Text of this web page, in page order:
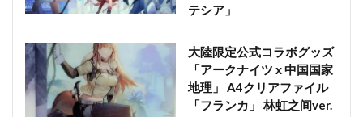
テシア」
大陸限定公式コラボグッズ
「アークナイツ x 中国国家
地理」 A4クリアファイル
「フランカ」 林虹之间ver.